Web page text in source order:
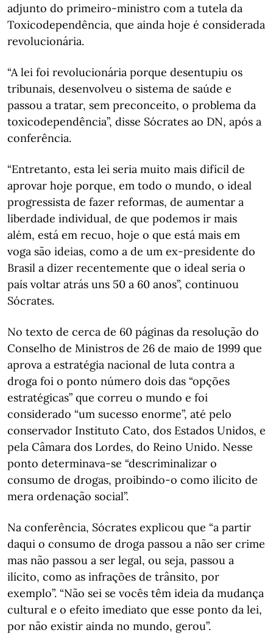
adjunto do primeiro-ministro com a tutela da
Toxicodependência, que ainda hoje é considerada
revolucionária.
“A lei foi revolucionária porque desentupiu os
tribunais, desenvolveu o sistema de saúde e
passou a tratar, sem preconceito, o problema da
toxicodependência”, disse Sócrates ao DN, após a
conferência.
“Entretanto, esta lei seria muito mais difícil de
aprovar hoje porque, em todo o mundo, o ideal
progressista de fazer reformas, de aumentar a
liberdade individual, de que podemos ir mais
além, está em recuo, hoje o que está mais em
voga são ideias, como a de um ex-presidente do
Brasil a dizer recentemente que o ideal seria o
país voltar atrás uns 50 a 60 anos”, continuou
Sócrates.
No texto de cerca de 60 páginas da resolução do
Conselho de Ministros de 26 de maio de 1999 que
aprova a estratégia nacional de luta contra a
droga foi o ponto número dois das “opções
estratégicas” que correu o mundo e foi
considerado “um sucesso enorme”, até pelo
conservador Instituto Cato, dos Estados Unidos, e
pela Câmara dos Lordes, do Reino Unido. Nesse
ponto determinava-se “descriminalizar o
consumo de drogas, proibindo-o como ilícito de
mera ordenação social”.
Na conferência, Sócrates explicou que “a partir
daqui o consumo de droga passou a não ser crime
mas não passou a ser legal, ou seja, passou a
ilícito, como as infrações de trânsito, por
exemplo”. “Não sei se vocês têm ideia da mudança
cultural e o efeito imediato que esse ponto da lei,
por não existir ainda no mundo, gerou”.